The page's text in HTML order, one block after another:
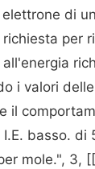
di
per
i valori
il
I.E. basso.
mole.", 3,